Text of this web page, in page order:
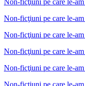
Non-ficţiuni pe care le-
Non-ficţiuni pe care le-
Non-ficţiuni pe care le-
Non-ficţiuni pe care le-
Non-ficţiuni pe care le-